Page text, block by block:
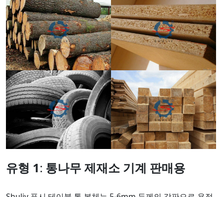
유형 1: 통나무 제재소 기계 판매용